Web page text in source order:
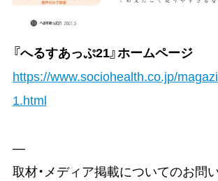
『へるすあっぷ21』ホームページ
https://www.sociohealth.co.jp/
1.html
—
取材・メディア掲載についてのお問